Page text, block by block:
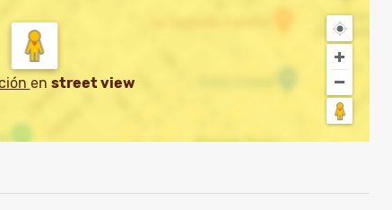
en street view